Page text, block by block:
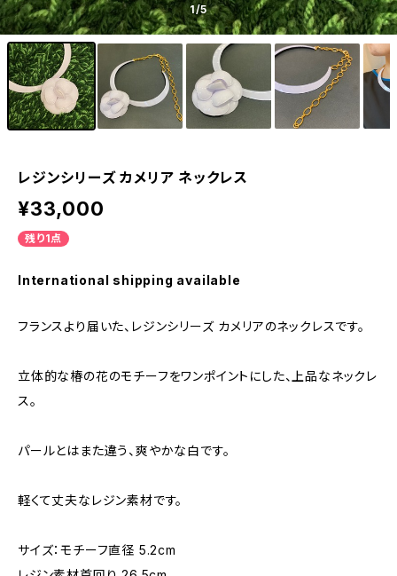
1/5
レジンシリーズ カメリア ネックレス
¥33,000
残り1点
International shipping available
フランスより届いた、レジンシリーズ カメリアのネックレスです。
立体的な椿の花のモチーフをワンポイントにした、上品なネックレ
ス。
パールとはまた違う、爽やかな白です。
軽くて丈夫なレジン素材です。
サイズ：モチーフ直径 5.2cm